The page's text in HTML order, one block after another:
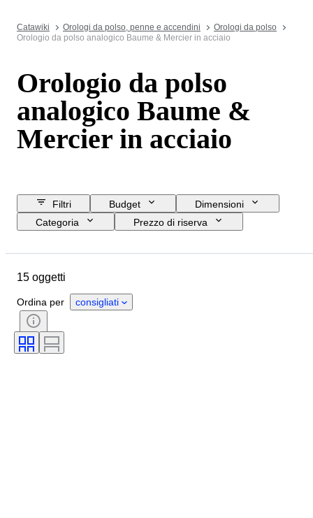
Catawiki Orologi da polso, penne e accendini
Orologi da polso
Orologio da polso analogico Baume & Mercier in acciaio
Orologio da polso
analogico Baume &
Mercier in acciaio
Filtri Budget
Dimensioni
Categoria
Prezzo di riserva
Genere
Movimento dell'orologio
Lunghezza del cinturino dell’orologio
Materiale del cinturino dell’orologio
Diametro della cassa
15 oggetti
Ordina per consigliati